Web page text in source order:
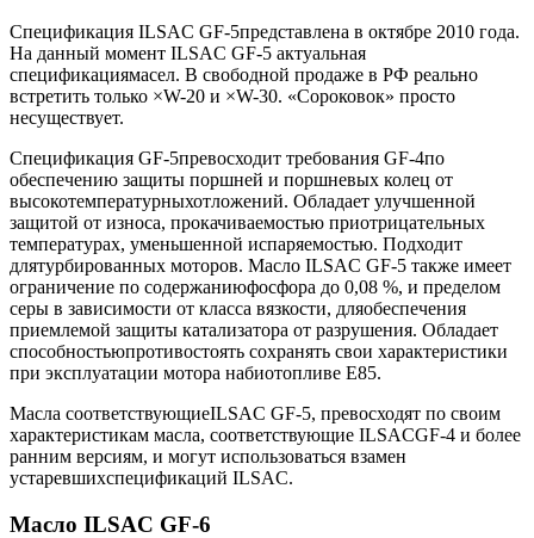
Спецификация ILSAC GF-5представлена в октябре 2010 года.
На данный момент ILSAC GF-5 актуальная
спецификациямасел. В свободной продаже в РФ реально
встретить только ×W-20 и ×W-30. «Сороковок» просто
несуществует.
Спецификация GF-5превосходит требования GF-4по
обеспечению защиты поршней и поршневых колец от
высокотемпературныхотложений. Обладает улучшенной
защитой от износа, прокачиваемостью приотрицательных
температурах, уменьшенной испаряемостью. Подходит
длятурбированных моторов. Масло ILSAC GF-5 также имеет
ограничение по содержаниюфосфора до 0,08 %, и пределом
серы в зависимости от класса вязкости, дляобеспечения
приемлемой защиты катализатора от разрушения. Обладает
способностьюпротивостоять сохранять свои характеристики
при эксплуатации мотора набиотопливе E85.
Масла соответствующиеILSAC GF-5, превосходят по своим
характеристикам масла, соответствующие ILSACGF-4 и более
ранним версиям, и могут использоваться взамен
устаревшихспецификаций ILSAC.
Масло ILSAC GF-6